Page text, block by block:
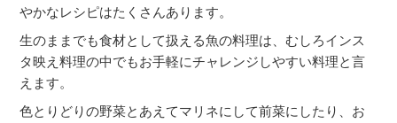
やかなレシピはたくさんあります。
生のままでも食材として扱える魚の料理は、むしろインス
タ映え料理の中でもお手軽にチャレンジしやすい料理と言
えます。
色とりどりの野菜とあえてマリネにして前菜にしたり、お